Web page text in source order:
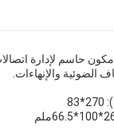
الضوئية والإنهاءات.